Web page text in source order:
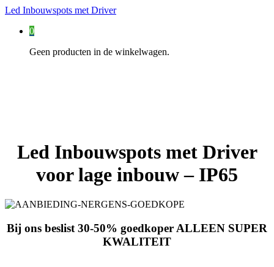
Led Inbouwspots met Driver
0
Geen producten in de winkelwagen.
Led Inbouwspots met Driver
voor lage inbouw – IP65
Bij ons beslist 30-50% goedkoper ALLEEN SUPER
KWALITEIT